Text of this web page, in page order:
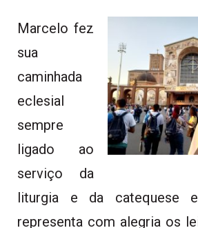
Marcelo fez
sua
caminhada
eclesial
sempre
ligado ao
serviço da
liturgia e da catequese
representa com alegria os